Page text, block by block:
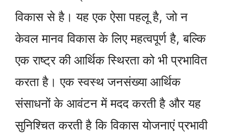
विकास से है। यह एक ऐसा पहलू है, जो न
केवल मानव विकास के लिए महत्वपूर्ण है, बल्कि
एक राष्ट्र की आर्थिक स्थिरता को भी प्रभावित
करता है। एक स्वस्थ जनसंख्या आर्थिक
संसाधनों के आवंटन में मदद करती है और यह
सुनिश्चित करती है कि विकास योजनाएं प्रभावी